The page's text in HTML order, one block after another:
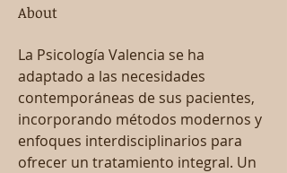
About
La Psicología Valencia se ha
adaptado a las necesidades
contemporáneas de sus pacientes,
incorporando métodos modernos y
enfoques interdisciplinarios para
ofrecer un tratamiento integral. Un